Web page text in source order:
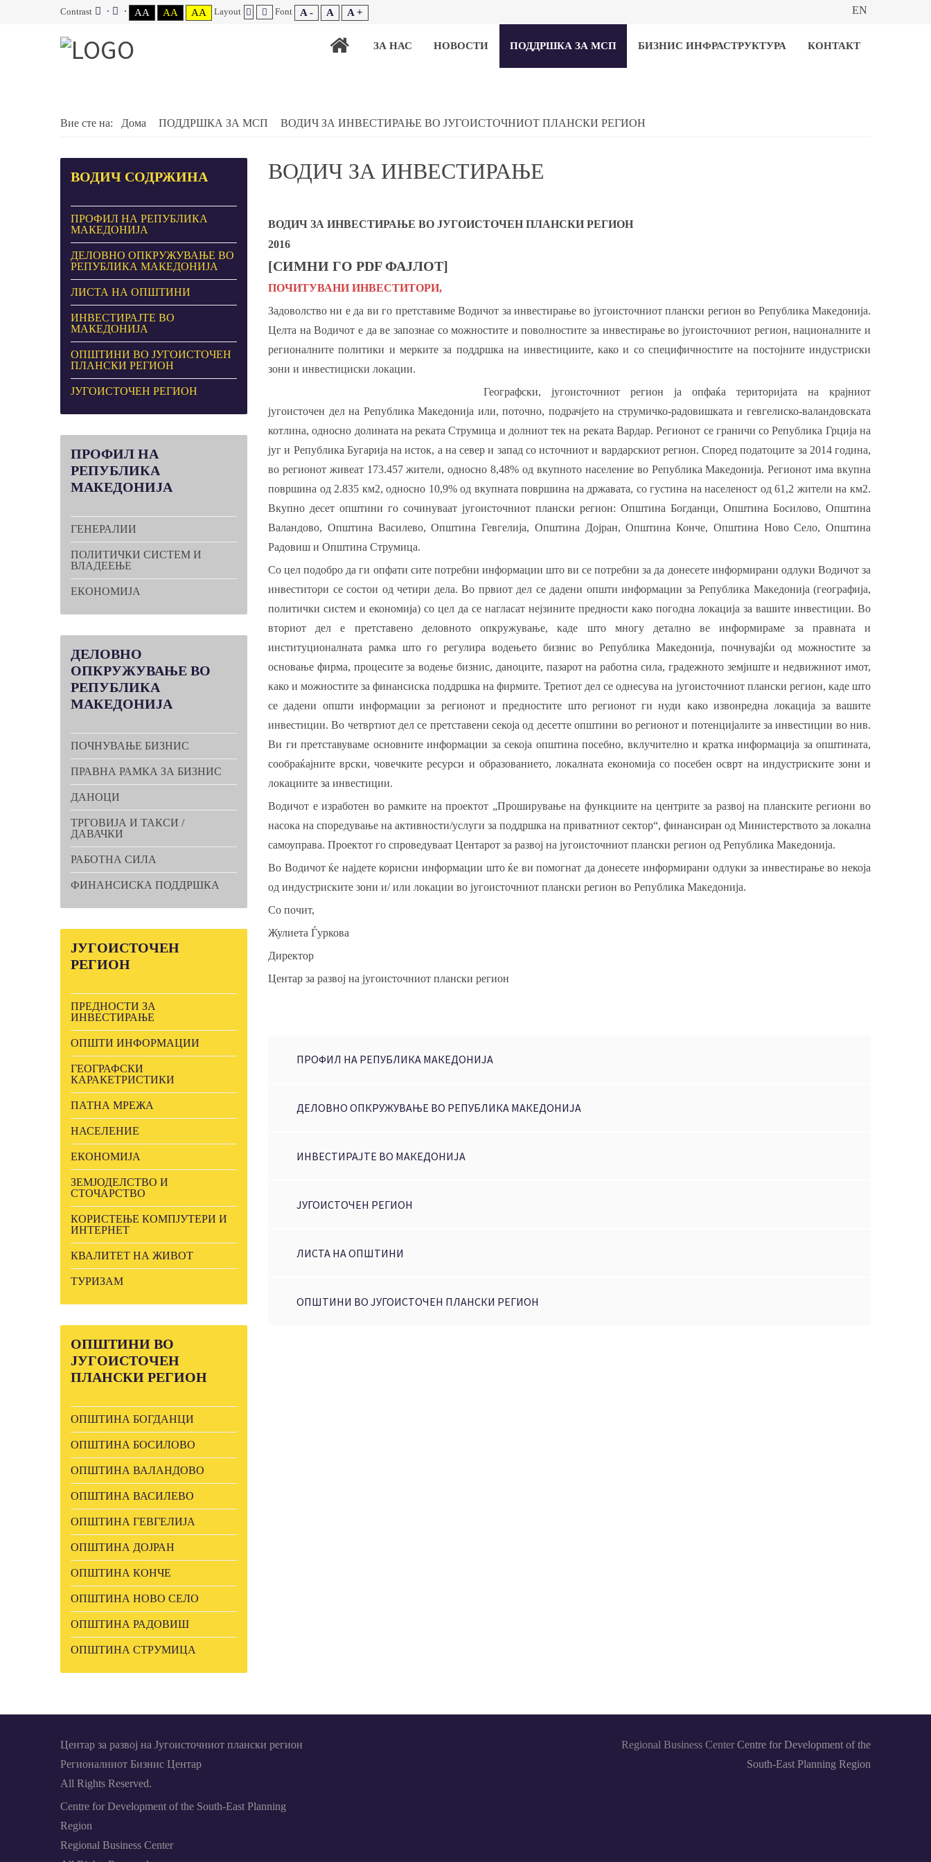
Contrast AA AA AA Layout Font A - A A + EN
ЗА НАС НОВОСТИ ПОДДРШКА ЗА МСП БИЗНИС ИНФРАСТРУКТУРА КОНТАКТ
Вие сте на: Дома ПОДДРШКА ЗА МСП ВОДИЧ ЗА ИНВЕСТИРАЊЕ ВО ЈУГОИСТОЧНИОТ ПЛАНСКИ РЕГИОН
ВОДИЧ ЗА ИНВЕСТИРАЊЕ
ВОДИЧ ЗА ИНВЕСТИРАЊЕ ВО ЈУГОИСТОЧЕН ПЛАНСКИ РЕГИОН
2016
[СИМНИ ГО PDF ФАЈЛОТ]
ПОЧИТУВАНИ ИНВЕСТИТОРИ,
Задоволство ни е да ви го претставиме Водичот за инвестирање во југоисточниот плански регион во Република Македонија.
Целта на Водичот е да ве запознае со можностите и поволностите за инвестирање во југоисточниот регион, националните и
регионалните политики и мерките за поддршка на инвестициите, како и со специфичностите на постојните индустриски
зони и инвестициски локации.
Географски, југоисточниот регион ја опфаќа територијата на крајниот
југоисточен дел на Република Македонија или, поточно, подрачјето на струмичко-радовишката и гевгелиско-валандовската
котлина, односно долината на реката Струмица и долниот тек на реката Вардар. Регионот се граничи со Република Грција на
југ и Република Бугарија на исток, а на север и запад со источниот и вардарскиот регион. Според податоците за 2014 година,
во регионот живеат 173.457 жители, односно 8,48% од вкупното население во Република Македонија. Регионот има вкупна
површина од 2.835 км2, односно 10,9% од вкупната површина на државата, со густина на населеност од 61,2 жители на км2.
Вкупно десет општини го сочинуваат југоисточниот плански регион: Општина Богданци, Општина Босилово, Општина
Валандово, Општина Василево, Општина Гевгелија, Општина Дојран, Општина Конче, Општина Ново Село, Oпштина
Радовиш и Општина Струмица.
Со цел подобро да ги опфати сите потребни информации што ви се потребни за да донесете информирани одлуки Водичот за
инвеститори се состои од четири дела. Во првиот дел се дадени општи информации за Република Македонија (географија,
политички систем и економија) со цел да се нагласат нејзините предности како погодна локација за вашите инвестиции. Во
вториот дел е претставено деловното опкружување, каде што многу детално ве информираме за правната и
институционалната рамка што го регулира водењето бизнис во Република Македонија, почнувајќи од можностите за
основање фирма, процесите за водење бизнис, даноците, пазарот на работна сила, градежното земјиште и недвижниот имот,
како и можностите за финансиска поддршка на фирмите. Третиот дел се однесува на југоисточниот плански регион, каде што
се дадени општи информации за регионот и предностите што регионот ги нуди како извонредна локација за вашите
инвестиции. Во четвртиот дел се претставени секоја од десетте општини во регионот и потенцијалите за инвестиции во нив.
Ви ги претставуваме основните информации за секоја општина посебно, вклучително и кратка информација за општината,
сообраќајните врски, човечките ресурси и образованието, локалната економија со посебен осврт на индустриските зони и
локациите за инвестиции.
Водичот е изработен во рамките на проектот „Проширување на функциите на центрите за развој на планските региони во
насока на споредување на активности/услуги за поддршка на приватниот сектор“, финансиран од Министерството за локална
самоуправа. Проектот го спроведуваат Центарот за развој на југоисточниот плански регион од Република Македонија.
Во Водичот ќе најдете корисни информации што ќе ви помогнат да донесете информирани одлуки за инвестирање во некоја
од индустриските зони и/ или локации во југоисточниот плански регион во Република Македонија.
Со почит,
Жулиета Ѓуркова
Директор
Центар за развој на југоисточниот плански регион
ПРОФИЛ НА РЕПУБЛИКА МАКЕДОНИЈА
ДЕЛОВНО ОПКРУЖУВАЊЕ ВО РЕПУБЛИКА МАКЕДОНИЈА
ИНВЕСТИРАЈТЕ ВО МАКЕДОНИЈА
ЈУГОИСТОЧЕН РЕГИОН
ЛИСТА НА ОПШТИНИ
ОПШТИНИ ВО ЈУГОИСТОЧЕН ПЛАНСКИ РЕГИОН
ВОДИЧ СОДРЖИНА
ПРОФИЛ НА РЕПУБЛИКА
МАКЕДОНИЈА
ДЕЛОВНО ОПКРУЖУВАЊЕ ВО
РЕПУБЛИКА МАКЕДОНИЈА
ЛИСТА НА ОПШТИНИ
ИНВЕСТИРАЈТЕ ВО
МАКЕДОНИЈА
ОПШТИНИ ВО ЈУГОИСТОЧЕН
ПЛАНСКИ РЕГИОН
ЈУГОИСТОЧЕН РЕГИОН
ПРОФИЛ НА
РЕПУБЛИКА
МАКЕДОНИЈА
ГЕНЕРАЛИИ
ПОЛИТИЧКИ СИСТЕМ И
ВЛАДЕЕЊЕ
ЕКОНОМИЈА
ДЕЛОВНО
ОПКРУЖУВАЊЕ ВО
РЕПУБЛИКА
МАКЕДОНИЈА
ПОЧНУВАЊЕ БИЗНИС
ПРАВНА РАМКА ЗА БИЗНИС
ДАНОЦИ
ТРГОВИЈА И ТАКСИ /
ДАВАЧКИ
РАБОТНА СИЛА
ФИНАНСИСКА ПОДДРШКА
ЈУГОИСТОЧЕН
РЕГИОН
ПРЕДНОСТИ ЗА
ИНВЕСТИРАЊЕ
ОПШТИ ИНФОРМАЦИИ
ГЕОГРАФСКИ
КАРАКЕТРИСТИКИ
ПАТНА МРЕЖА
НАСЕЛЕНИЕ
ЕКОНОМИЈА
ЗЕМЈОДЕЛСТВО И
СТОЧАРСТВО
КОРИСТЕЊЕ КОМПЈУТЕРИ И
ИНТЕРНЕТ
КВАЛИТЕТ НА ЖИВОТ
ТУРИЗАМ
ОПШТИНИ ВО
ЈУГОИСТОЧЕН
ПЛАНСКИ РЕГИОН
ОПШТИНА БОГДАНЦИ
ОПШТИНА БОСИЛОВО
ОПШТИНА ВАЛАНДОВО
ОПШТИНА ВАСИЛЕВО
ОПШТИНА ГЕВГЕЛИЈА
ОПШТИНА ДОЈРАН
ОПШТИНА КОНЧЕ
ОПШТИНА НОВО СЕЛО
ОПШТИНА РАДОВИШ
ОПШТИНА СТРУМИЦА
Центар за развој на Југоисточниот плански регион
Регионалниот Бизнис Центар
All Rights Reserved.
Centre for Development of the South-East Planning
Region
Regional Business Center
Regional Business Center Centre for Development of the
South-East Planning Region